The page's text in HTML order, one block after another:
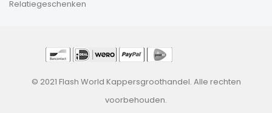
Relatiegeschenken
© 2021 Flash World Kappersgroothandel. Alle rechten
voorbehouden.